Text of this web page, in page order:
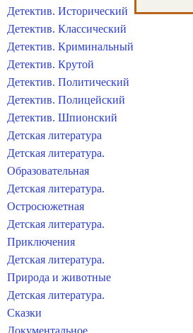
Детектив. Исторический
Детектив. Классический
Детектив. Криминальный
Детектив. Крутой
Детектив. Политический
Детектив. Полицейский
Детектив. Шпионский
Детская литература
Детская литература.
Образовательная
Детская литература.
Остросюжетная
Детская литература.
Приключения
Детская литература.
Природа и животные
Детская литература.
Сказки
Документальное